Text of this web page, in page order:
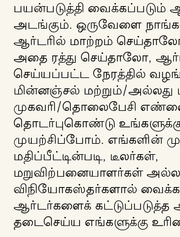
பயன்படுத்தி வைக்கப்படும்
அடங்கும். ஒருவேளை
ஆர்டரில் மாற்றம்
அதை ரத்து செய்தாலோ,
செய்யப்பட்ட நேரத்தில்
மின்னஞ்சல் மற்றும்/அல்லது
முகவரி/தொலைபேசி
தொடர்புகொண்டு
முயற்சிப்போம். எங்களின்
மதிப்பீட்டின்படி, டீலர்கள்,
மறுவிற்பனையாளர்கள்
விநியோகஸ்தர்களால்
ஆர்டர்களைக் கட்டுப்படுத்த
தடைசெய்ய எங்களுக்கு